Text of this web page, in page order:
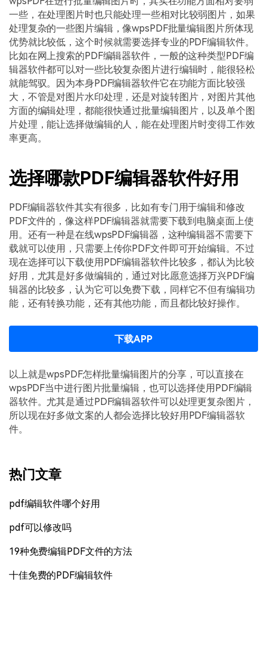
一些，在处理图片时也只能处理一些相对比较弱图片，如果
处理复杂的一些图片编辑，像wpsPDF批量编辑图片所体现
优势就比较低，这个时候就需要选择专业的PDF编辑软件。
比如在网上搜索的PDF编辑器软件，一般的这种类型PDF编
辑器软件都可以对一些比较复杂图片进行编辑时，能很轻松
就能驾驭。因为本身PDF编辑器软件它在功能方面比较强
大，不管是对图片水印处理，还是对旋转图片，对图片其他
方面的编辑处理，都能很快通过批量编辑图片，以及单个图
片处理，能让选择做编辑的人，能在处理图片时变得工作效
率更高。
选择哪款PDF编辑器软件好用
PDF编辑器软件其实有很多，比如有专门用于编辑和修改
PDF文件的，像这样PDF编辑器就需要下载到电脑桌面上使
用。还有一种是在线wpsPDF编辑器，这种编辑器不需要下
载就可以使用，只需要上传你PDF文件即可开始编辑。不过
现在选择可以下载使用PDF编辑器软件比较多，都认为比较
好用，尤其是好多做编辑的，通过对比愿意选择万兴PDF编
辑器的比较多，认为它可以免费下载，同样它不但有编辑功
能，还有转换功能，还有其他功能，而且都比较好操作。
下载APP
以上就是wpsPDF怎样批量编辑图片的分享，可以直接在
wpsPDF当中进行图片批量编辑，也可以选择使用PDF编辑
器软件。尤其是通过PDF编辑器软件可以处理更复杂图片，
所以现在好多做文案的人都会选择比较好用PDF编辑器软
件。
热门文章
pdf编辑软件哪个好用
pdf可以修改吗
19种免费编辑PDF文件的方法
十佳免费的PDF编辑软件